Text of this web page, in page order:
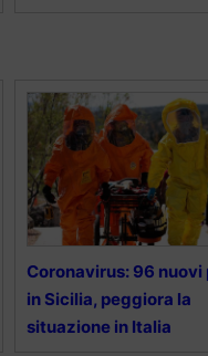
Coronavirus: 96 nuovi
in Sicilia, peggiora la
situazione in Italia